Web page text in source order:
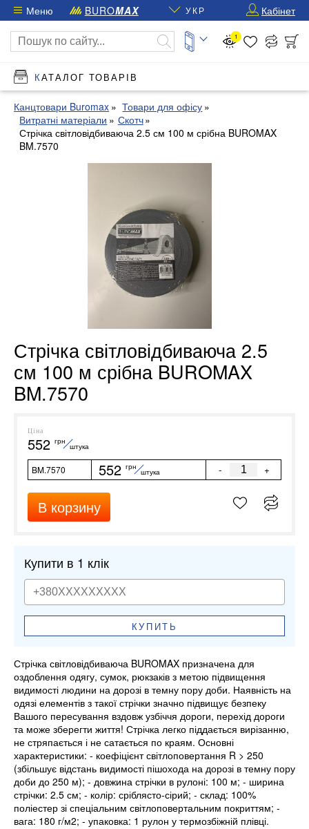
Меню BUROMAX УКР Кабінет
1
КАТАЛОГ ТОВАРІВ
Канцтовари Buromax
Товари для офісу
Витратні матеріали
Скотч
Стрічка світловідбиваюча 2.5 см 100 м срібна BUROMAX
BM.7570
Стрічка світловідбиваюча 2.5
см 100 м срібна BUROMAX
BM.7570
Ціна
552 грн
штука
BM.7570 552 грн
штука - +
В корзину
Купити в 1 клік
КУПИТЬ
Стрічка світловідбиваюча BUROMAX призначена для
оздоблення одягу, сумок, рюкзаків з метою підвищення
видимості людини на дорозі в темну пору доби. Наявність на
одязі елементів з такої стрічки значно підвищує безпеку
Вашого пересування вздовж узбіччя дороги, перехід дороги
та може зберегти життя! Стрічка легко піддається вирізанню,
не стряпається і не сатається по краям. Основні
характеристики: - коефіцієнт світлоповертання R > 250
(збільшує відстань видимості пішохода на дорозі в темну пору
доби до 250 м); - довжина стрічки в рулоні: 100 м; - ширина
стрічки: 2.5 см; - колір: сріблясто-сірий; - склад: 100%
поліестер зі спеціальним світлоповертальним покриттям; -
вага: 180 г/м2; - упаковка: 1 рулон у термозбіжній плівці.